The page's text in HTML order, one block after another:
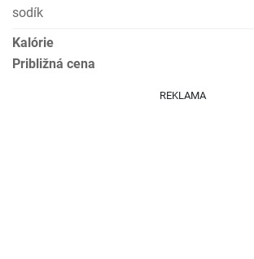
sodík
Kalórie
Približná cena
REKLAMA